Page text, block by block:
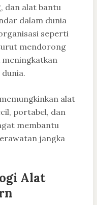
dan alat bantu
dalam dunia
seperti
mendorong
alat
portabel, dan
membantu
jangka
Alat